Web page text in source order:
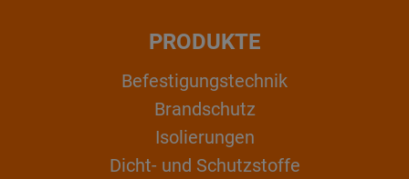
PRODUKTE
Befestigungstechnik
Brandschutz
Isolierungen
Dicht- und Schutzstoffe